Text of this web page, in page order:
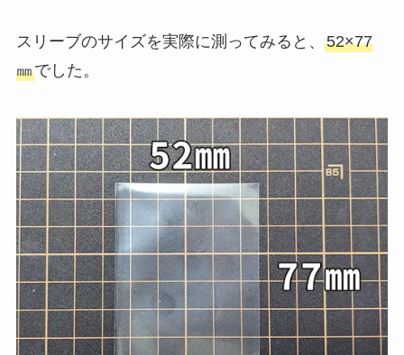
スリーブのサイズを実際に測ってみると、 52×77
㎜でした。